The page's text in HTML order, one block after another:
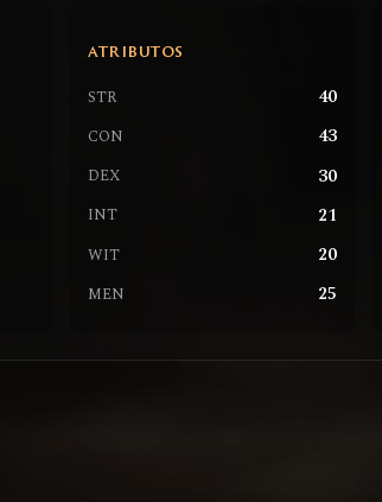
ATRIBUTOS
STR 40
CON 43
DEX 30
INT 21
WIT 20
MEN 25